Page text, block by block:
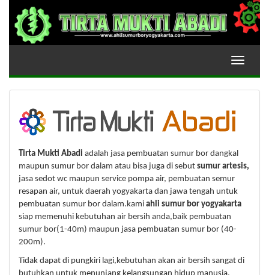
Toggle
Tirta Mukti Abadi adalah jasa pembuatan sumur bor dangkal
maupun sumur bor dalam atau bisa juga di sebut sumur artesis,
jasa sedot wc maupun service pompa air, pembuatan semur
resapan air, untuk daerah yogyakarta dan jawa tengah untuk
pembuatan sumur bor dalam.kami ahli sumur bor yogyakarta
siap memenuhi kebutuhan air bersih anda,baik pembuatan
sumur bor(1-40m) maupun jasa pembuatan sumur bor (40-
200m).
Tidak dapat di pungkiri lagi,kebutuhan akan air bersih sangat di